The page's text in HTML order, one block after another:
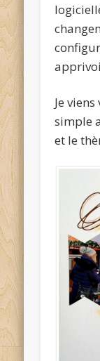
Je
simple
et le